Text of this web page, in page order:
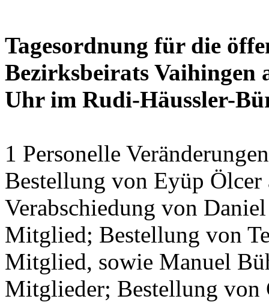
Tagesordnung für die
Bezirksbeirats Vaihingen
Uhr im Rudi-Häussler-
1 Personelle
Bestellung von Eyüp
Verabschiedung von
Mitglied; Bestellung von
Mitglied, sowie Manuel
Mitglieder; Bestellung von